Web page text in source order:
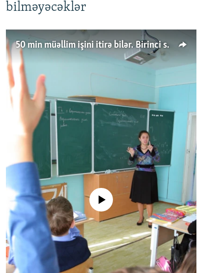
bilməyəcəklər
50 min müəllim işini itirə bilər. Birinci sinfə gedənlər azalır
No media source currently available